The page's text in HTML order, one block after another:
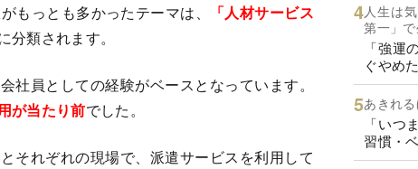
もっとも多かったテーマは、
「人材サービス
類されます。
員としての経験がベースとなっています。
が当たり前でした。
それぞれの現場で、派遣サービスを利用して
人生は
第一」
「強運
ぐやめ
あきれ
「いつ
習慣・